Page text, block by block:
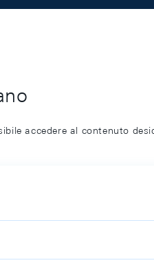
accedere al contenuto